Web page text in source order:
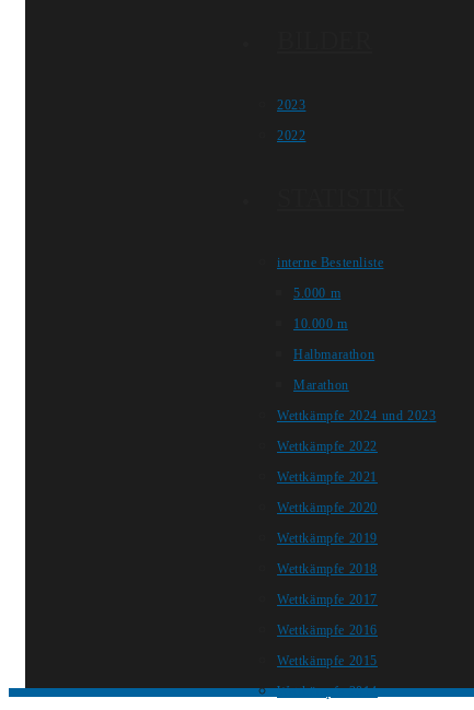
2023
2022
interne Bestenliste
5.000 m
10.000 m
Halbmarathon
Marathon
Wettkämpfe 2024 und 2023
Wettkämpfe 2022
Wettkämpfe 2021
Wettkämpfe 2020
Wettkämpfe 2019
Wettkämpfe 2018
Wettkämpfe 2017
Wettkämpfe 2016
Wettkämpfe 2015
Wettkämpfe 2014